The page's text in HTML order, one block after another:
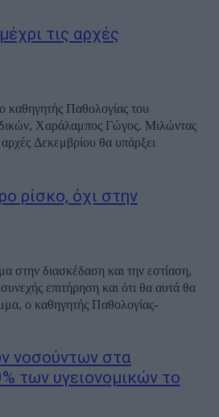
τις αρχές
καθηγητής Παθολογίας του
Χαράλαμπος Γώγος. Μιλώντας
Δεκεμβρίου θα υπάρξει
ρίσκο, όχι στην
στην διασκέδαση και την εστίαση,
επιτήρηση και ότι θα αυτά θα
ο καθηγητής Παθολογίας-
νοσούντων στα
των υγειονομικών το